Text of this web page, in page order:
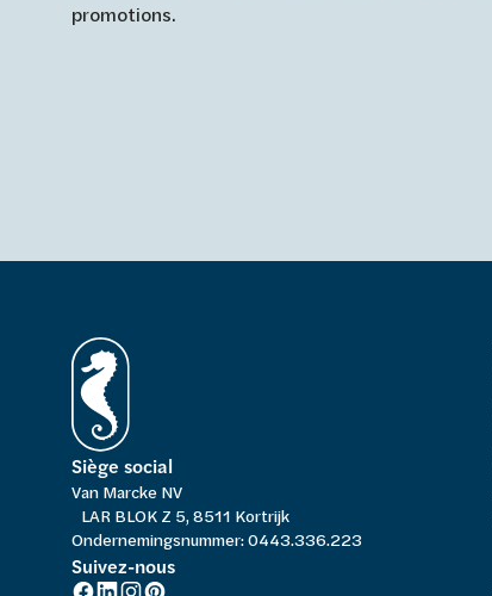
promotions.
Siège social
Van Marcke NV
LAR BLOK Z 5, 8511 Kortrijk
Ondernemingsnummer: 0443.336.223
Suivez-nous